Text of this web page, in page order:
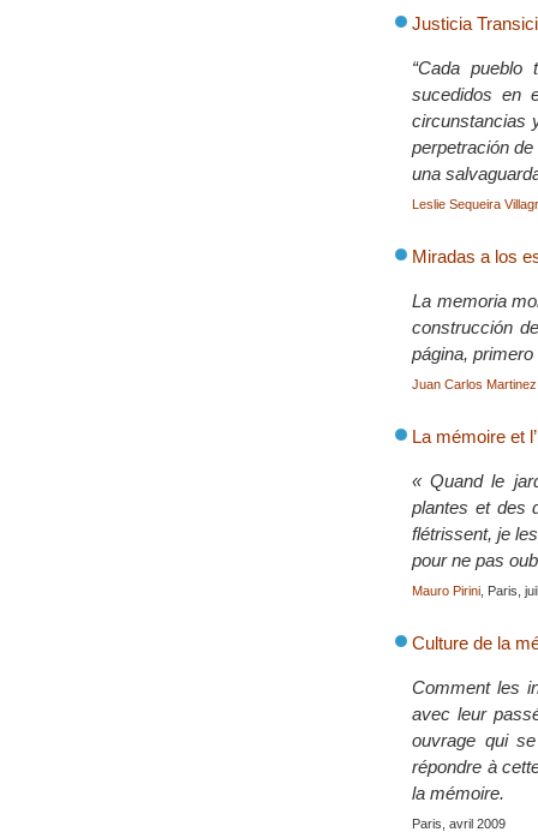
Justicia
“Cada
sucedidos en
circunstancias
perpetración
una
Leslie Sequeira
Miradas a los
La memoria
construcción
página,
Juan Carlos Martinez
La mémoire et
« Quand le
plantes et des
flétrissent, je
pour ne pas
Mauro Pirini , Paris,
Culture de la
Comment les
avec leur
ouvrage qui
répondre à
la mémoire.
Paris, avril 2009